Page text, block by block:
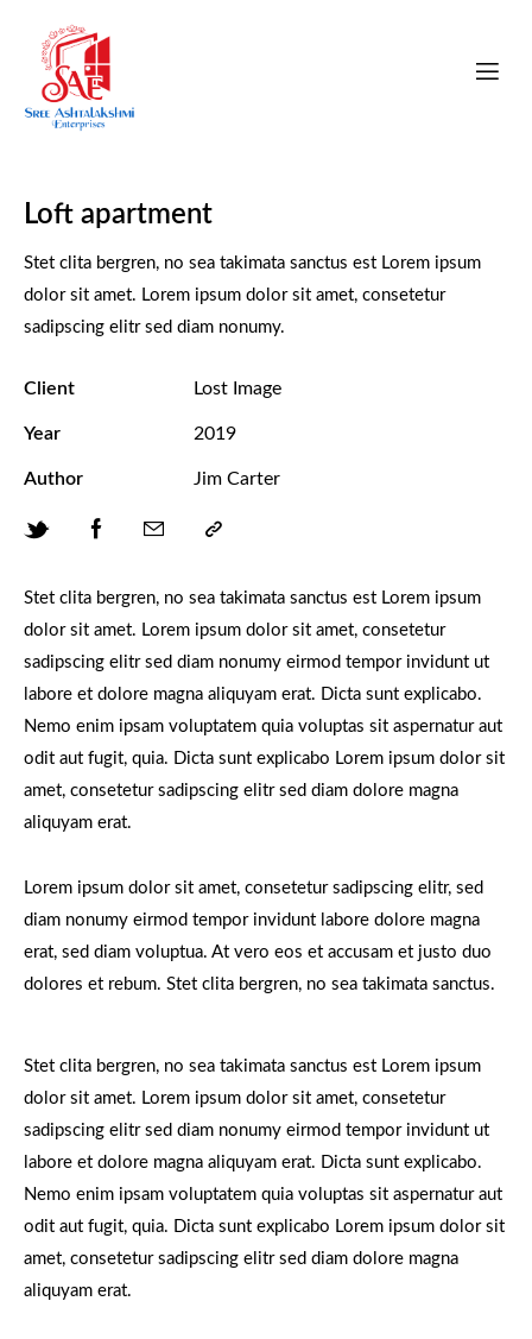
Loft apartment
Stet clita bergren, no sea takimata sanctus est Lorem ipsum
dolor sit amet. Lorem ipsum dolor sit amet, consetetur
sadipscing elitr sed diam nonumy eirmod tempor invidunt ut
labore et dolore magna aliquyam erat. Dicta sunt explicabo.
Nemo enim ipsam voluptatem quia voluptas sit aspernatur aut
odit aut fugit, quia. Dicta sunt explicabo Lorem ipsum dolor sit
amet, consetetur sadipscing elitr sed diam dolore magna
aliquyam erat.
Lorem ipsum dolor sit amet, consetetur sadipscing elitr, sed
diam nonumy eirmod tempor invidunt labore dolore magna
erat, sed diam voluptua. At vero eos et accusam et justo duo
dolores et rebum. Stet clita bergren, no sea takimata sanctus.
Stet clita bergren, no sea takimata sanctus est Lorem ipsum
dolor sit amet. Lorem ipsum dolor sit amet, consetetur
sadipscing elitr sed diam nonumy eirmod tempor invidunt ut
labore et dolore magna aliquyam erat. Dicta sunt explicabo.
Nemo enim ipsam voluptatem quia voluptas sit aspernatur aut
odit aut fugit, quia. Dicta sunt explicabo Lorem ipsum dolor sit
amet, consetetur sadipscing elitr sed diam dolore magna
aliquyam erat.
Stet clita bergren, no sea takimata sanctus est Lorem ipsum
dolor sit amet. Lorem ipsum dolor sit amet, consetetur
sadipscing elitr sed diam nonumy.
Client Lost Image
Year 2019
Author Jim Carter